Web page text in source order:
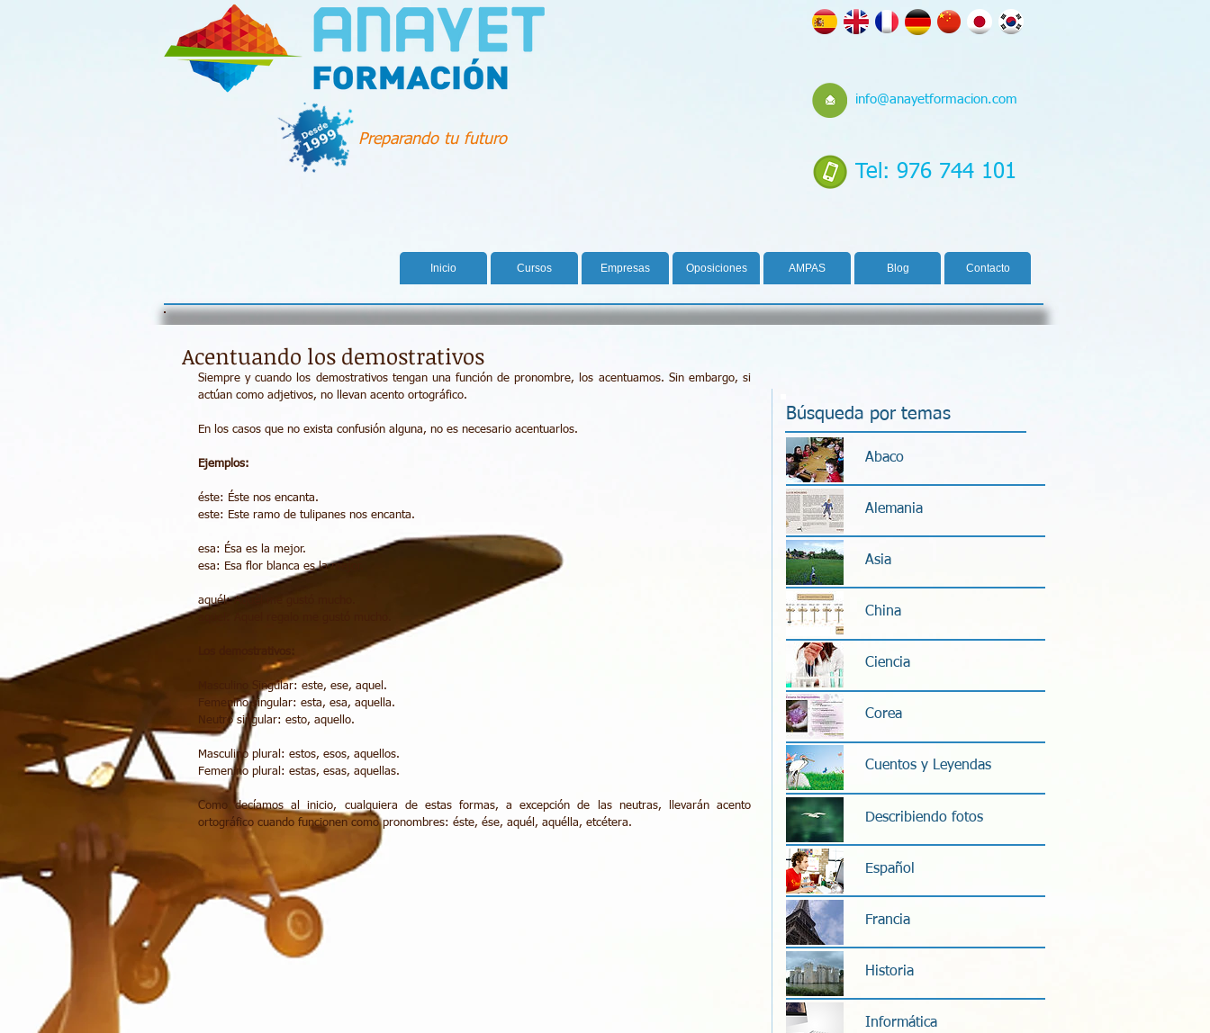
Preparando tu futuro
info@anayetformacion.com
Tel: 976 744 101
Inicio Cursos Empresas Oposiciones AMPAS Blog Contacto
Acentuando los demostrativos
Siempre y cuando los demostrativos tengan una función de pronombre, los acentuamos. Sin embargo, si
actúan como adjetivos, no llevan acento ortográfico.
En los casos que no exista confusión alguna, no es necesario acentuarlos.
Ejemplos:
éste: Éste nos encanta.
este: Este ramo de tulipanes nos encanta.
esa: Ésa es la mejor.
esa: Esa flor blanca es la mejor.
aquél: Aquél me gustó mucho.
Masculino Singular: este, ese, aquel.
Femenino singular: esta, esa, aquella.
Neutro singular: esto, aquello.
Masculino plural: estos, esos, aquellos.
Femenino plural: estas, esas, aquellas.
Como decíamos al inicio, cualquiera de estas formas, a excepción de las neutras, llevarán acento
ortográfico cuando funcionen como pronombres: éste, ése, aquél, aquélla, etcétera.
Búsqueda por temas
Abaco
Alemania
Asia
China
Ciencia
Corea
Cuentos y Leyendas
Describiendo fotos
Español
Francia
Historia
Informática